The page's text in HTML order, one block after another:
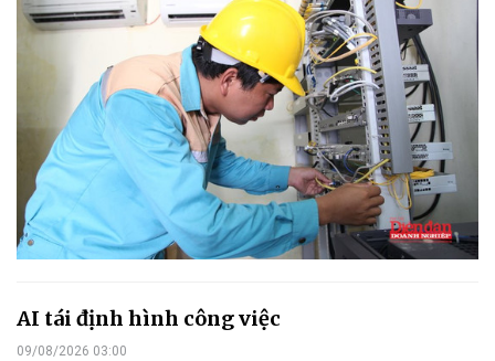
AI tái định hình công việc
09/08/2026 03:00